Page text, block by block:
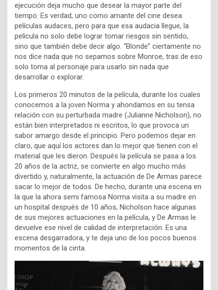
ejecución deja mucho que desear la mayor parte del
tiempo. Es verdad, uno como amante del cine desea
películas audaces, pero para que esa audacia llegue, la
película no solo debe lograr tomar riesgos sin sentido,
sino que también debe decir algo. “Blonde” ciertamente no
nos dice nada que no sepamos sobre Monroe, tras de eso
solo toma al personaje para usarlo sin nada que
desarrollar o explorar.
Los primeros 20 minutos de la película, durante los cuales
conocemos a la joven Norma y ahondamos en su tensa
relación con su perturbada madre (Julianne Nicholson), no
están bien interpretados ni escritos, lo que provoca un
sabor amargo desde el principio. Pero podemos dejar en
claro, que aquí los actores dan lo mejor que tienen con el
material que les dieron. Después la película se pasa a los
20 años de la actriz, se convierte en algo mucho más
divertido y, naturalmente, la actuación de De Armas parece
sacar lo mejor de todos. De hecho, durante una escena en
la que la ahora semi famosa Norma visita a su madre en
un hospital después de 10 años, Nicholson hace algunas
de sus mejores actuaciones en la película, y De Armas le
devuelve ese nivel de calidad de interpretación. Es una
escena desgarradora, y te deja uno de los pocos buenos
momentos de la cinta.